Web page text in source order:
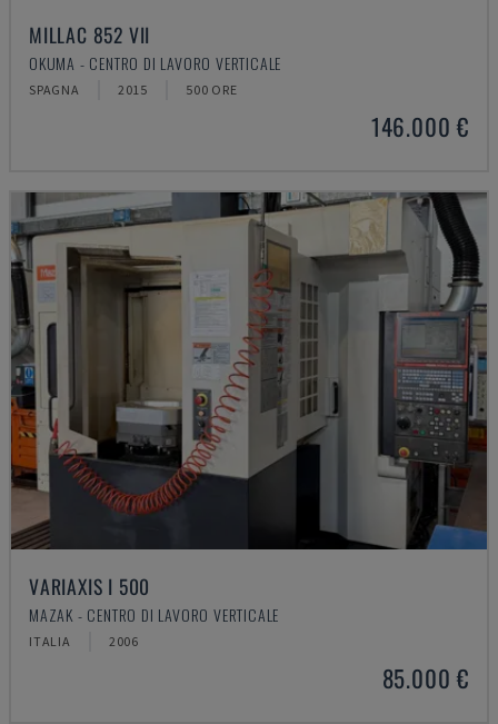
MILLAC 852 VII
OKUMA - CENTRO DI LAVORO VERTICALE
SPAGNA 2015 500 ORE
146.000 €
VARIAXIS I 500
MAZAK - CENTRO DI LAVORO VERTICALE
ITALIA 2006
85.000 €